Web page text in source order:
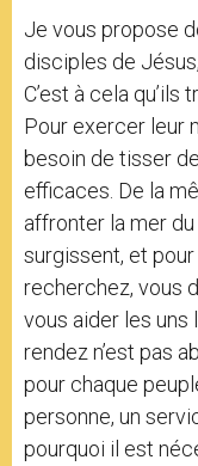
Je vous propose
disciples de
C’est à cela
Pour exercer leur
besoin de tisser
efficaces. De la
affronter la mer
surgissent, et
recherchez, vous
vous aider les uns
rendez n’est pas
pour chaque
personne, un
pourquoi il est